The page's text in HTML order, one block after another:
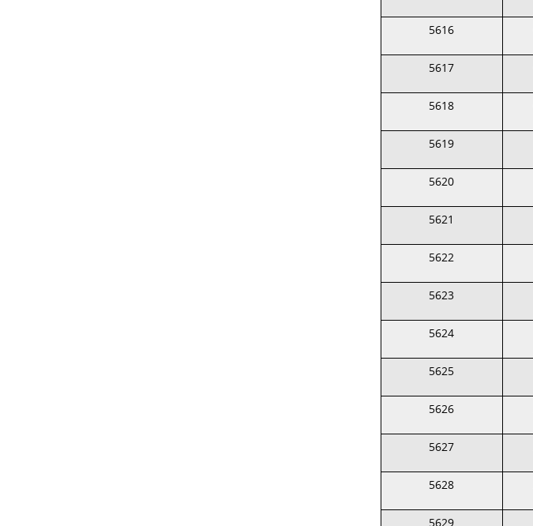
5616
5617
5618
5619
5620
5621
5622
5623
5624
5625
5626
5627
5628
5629